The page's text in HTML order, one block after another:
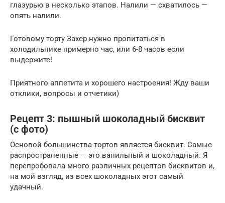
глазурью в несколько этапов. Налили — схватилось —
опять налили.
Готовому торту Захер нужно пропитаться в
холодильнике примерно час, или 6-8 часов если
выдержите!
Приятного аппетита и хорошего настроения! Жду ваши
отклики, вопросы и отчетики)
Рецепт 3: пышный шоколадный бисквит
(с фото)
Основой большинства тортов является бисквит. Самые
распространенные — это ванильный и шоколадный. Я
перепробовала много различных рецептов бисквитов и,
на мой взгляд, из всех шоколадных этот самый
удачный.